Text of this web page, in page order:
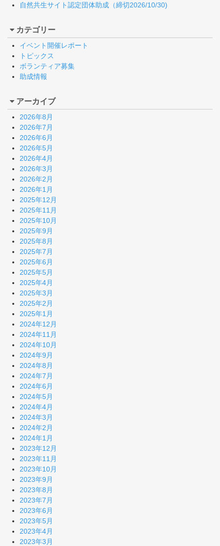
自然共生サイト認定団体助成（締切2026/10/30)
カテゴリー
イベント開催レポート
トピックス
ボランティア募集
助成情報
アーカイブ
2026年8月
2026年7月
2026年6月
2026年5月
2026年4月
2026年3月
2026年2月
2026年1月
2025年12月
2025年11月
2025年10月
2025年9月
2025年8月
2025年7月
2025年6月
2025年5月
2025年4月
2025年3月
2025年2月
2025年1月
2024年12月
2024年11月
2024年10月
2024年9月
2024年8月
2024年7月
2024年6月
2024年5月
2024年4月
2024年3月
2024年2月
2024年1月
2023年12月
2023年11月
2023年10月
2023年9月
2023年8月
2023年7月
2023年6月
2023年5月
2023年4月
2023年3月